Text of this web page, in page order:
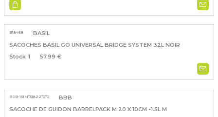
B18468
BASIL
SACOCHES BASIL GO UNIVERSAL BRIDGE SYSTEM 32L NOIR
1
57.99 €
BSB-151M*31822*0*0
BBB
SACOCHE DE GUIDON BARRELPACK M 20 X 10CM -1.5L M